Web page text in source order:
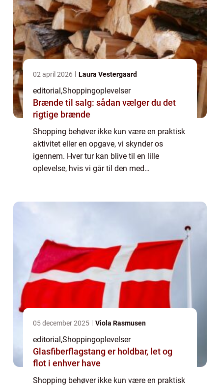
02 april 2026 Laura Vestergaard
editorial,Shoppingoplevelser
Brænde til salg: sådan vælger du det
rigtige brænde
Shopping behøver ikke kun være en praktisk
aktivitet eller en opgave, vi skynder os
igennem. Hver tur kan blive til en lille
oplevelse, hvis vi går til den med
05 december 2025 Viola Rasmusen
editorial,Shoppingoplevelser
Glasfiberflagstang er holdbar, let og
flot i enhver have
Shopping behøver ikke kun være en praktisk